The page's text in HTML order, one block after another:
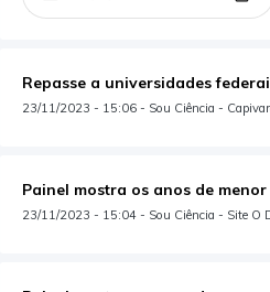
Repasse a universidades
23/11/2023 - 15:06 - Sou Ciência -
Painel mostra os anos de
23/11/2023 - 15:04 - Sou Ciência - Site O